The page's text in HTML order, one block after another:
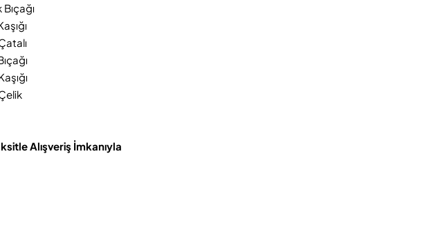
Alışveriş İmkanıyla